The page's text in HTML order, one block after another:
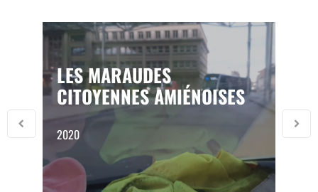
LES MARAUDES
CITOYENNES AMIÉNOISES
2020